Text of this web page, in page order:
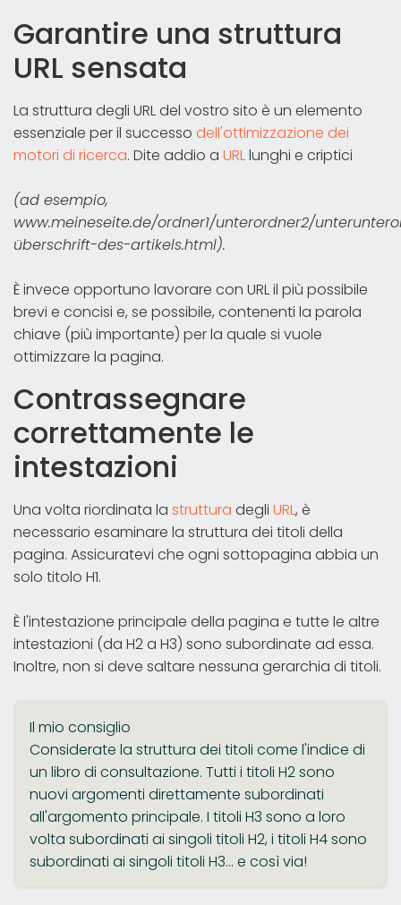
Garantire una struttura
URL sensata
La struttura degli URL del vostro sito è un elemento
essenziale per il successo dell'ottimizzazione dei
motori di ricerca. Dite addio a URLlunghi e criptici
(ad esempio,
www.meineseite.de/ordner1/unterordner2/
überschrift-des-artikels.html).
È invece opportuno lavorare con URL il più possibile
brevi e concisi e, se possibile, contenenti la parola
chiave (più importante) per la quale si vuole
ottimizzare la pagina.
Contrassegnare
correttamente le
intestazioni
Una volta riordinata la struttura degli URL, è
necessario esaminare la struttura dei titoli della
pagina. Assicuratevi che ogni sottopagina abbia un
solo titolo H1.
È l'intestazione principale della pagina e tutte le altre
intestazioni (da H2 a H3) sono subordinate ad essa.
Inoltre, non si deve saltare nessuna gerarchia di titoli.
Il mio consiglio
Considerate la struttura dei titoli come l'indice di
un libro di consultazione. Tutti i titoli H2 sono
nuovi argomenti direttamente subordinati
all'argomento principale. I titoli H3 sono a loro
volta subordinati ai singoli titoli H2, i titoli H4 sono
subordinati ai singoli titoli H3... e così via!